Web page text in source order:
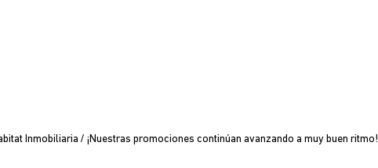
Inmobiliaria / ¡Nuestras promociones continúan avanzando a muy buen ritmo!